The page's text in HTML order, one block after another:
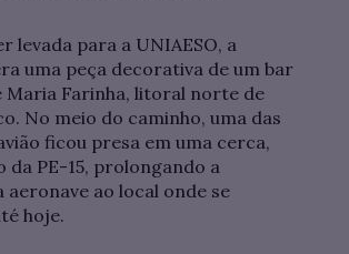
levada para a UNIAESO, a
uma peça decorativa de um bar
Maria Farinha, litoral norte de
No meio do caminho, uma das
ficou presa em uma cerca,
da PE-15, prolongando a
aeronave ao local onde se
hoje.